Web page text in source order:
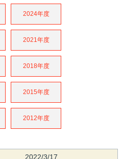
2024年度
2021年度
2018年度
2015年度
2012年度
2022/3/17